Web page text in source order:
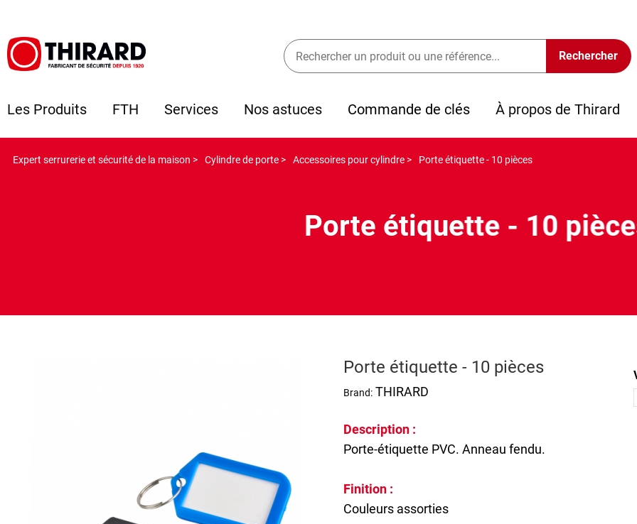
Les Produits FTH Services Nos astuces Commande de clés À propos de Thirard
Expert serrurerie et sécurité de la maison > Cylindre de porte > Accessoires pour cylindre > Porte étiquette - 10 pièces
Porte étiquette - 10
Porte étiquette - 10 pièces
Brand: THIRARD
Description :
Porte-étiquette PVC. Anneau fendu.
Finition :
Couleurs assorties